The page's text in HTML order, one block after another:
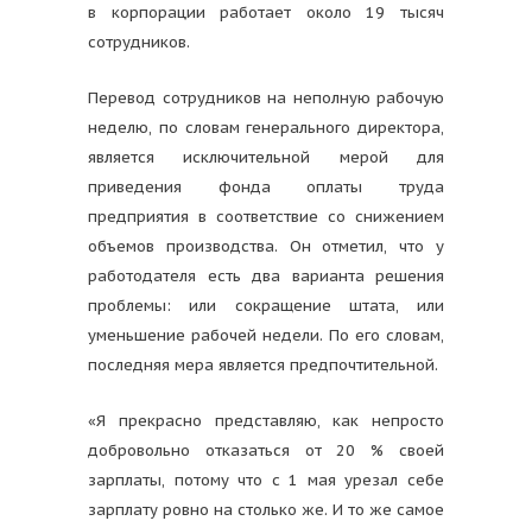
в корпорации работает около 19 тысяч
сотрудников.
Перевод сотрудников на неполную рабочую
неделю, по словам генерального директора,
является исключительной мерой для
приведения фонда оплаты труда
предприятия в соответствие со снижением
объемов производства. Он отметил, что у
работодателя есть два варианта решения
проблемы: или сокращение штата, или
уменьшение рабочей недели. По его словам,
последняя мера является предпочтительной.
«Я прекрасно представляю, как непросто
добровольно отказаться от 20 % своей
зарплаты, потому что с 1 мая урезал себе
зарплату ровно на столько же. И то же самое